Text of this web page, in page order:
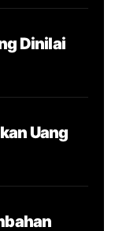
Dinilai
Uang